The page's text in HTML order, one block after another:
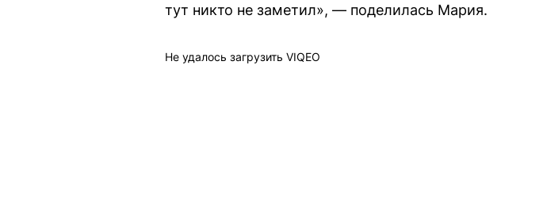
тут никто не заметил», — поделилась Мария.
Не удалось загрузить VIQEO